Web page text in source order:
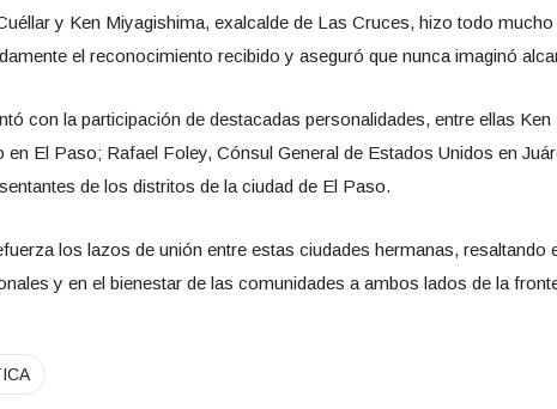
y Ken Miyagishima, exalcalde de Las Cruces, hizo todo
el reconocimiento recibido y aseguró que nunca imaginó
con la participación de destacadas personalidades, entre ellas
en El Paso; Rafael Foley, Cónsul General de Estados Unidos en
de los distritos de la ciudad de El Paso.
los lazos de unión entre estas ciudades hermanas,
y en el bienestar de las comunidades a ambos lados de la